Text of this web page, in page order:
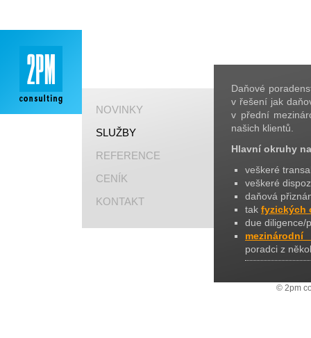
NOVINKY
SLUŽBY
REFERENCE
CENÍK
KONTAKT
Daňové
v řešení jak
v přední
našich klientů.
Hlavní okruhy
veškeré
veškeré
daňová
tak fyzických
due diligence/
poradci z
© 2pm